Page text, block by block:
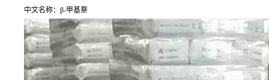
中文名称：β-甲基萘